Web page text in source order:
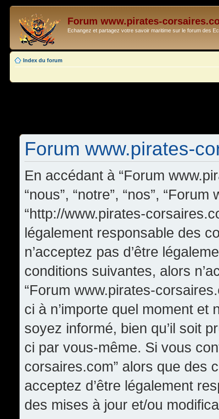
Forum www.pirates-
Echangez et partagez votre savoir maritime sur le forum des
Index du forum
Forum www.pirates-
En accédant à “Forum
“nous”, “notre”, “nos”,
“http://www.pirates-
légalement responsable des
n’acceptez pas d’être
conditions suivantes, alors
“Forum www.pirates-
ci à n’importe quel moment
soyez informé, bien qu’il soit
ci par vous-même. Si vous
corsaires.com” alors que des
acceptez d’être légalement
des mises à jour et/ou